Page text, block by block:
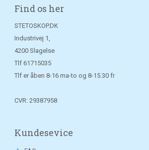
Find os her
STETOSKOP.DK
Industrivej 1,
4200 Slagelse
Tlf 61715035
Tlf er åben 8-16 ma-to og 8-15.30 fr
CVR: 29387958
Kundesevice